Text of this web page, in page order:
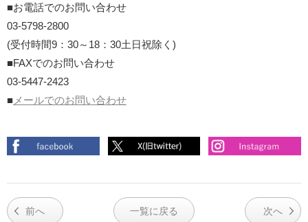
■お電話でのお問い合わせ
03-5798-2800
(受付時間9：30～18：30土日祝除く)
■FAXでのお問い合わせ
03-5447-2423
■ メールでのお問い合わせ
前へ 一覧に戻る 次へ